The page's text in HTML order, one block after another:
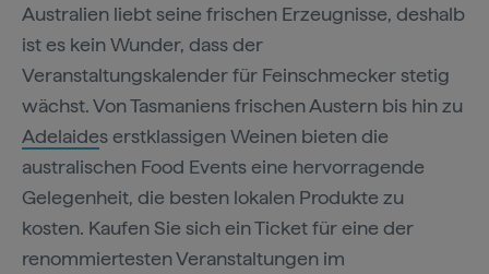
Australien liebt seine frischen Erzeugnisse, deshalb
ist es kein Wunder, dass der
Veranstaltungskalender für Feinschmecker stetig
wächst. Von Tasmaniens frischen Austern bis hin zu
Adelaides erstklassigen Weinen bieten die
australischen Food Events eine hervorragende
Gelegenheit, die besten lokalen Produkte zu
kosten. Kaufen Sie sich ein Ticket für eine der
renommiertesten Veranstaltungen im